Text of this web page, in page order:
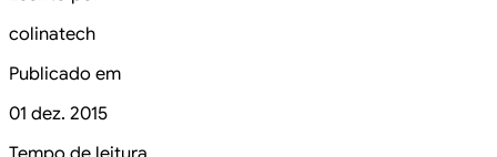
colinatech
Publicado em
01 dez. 2015